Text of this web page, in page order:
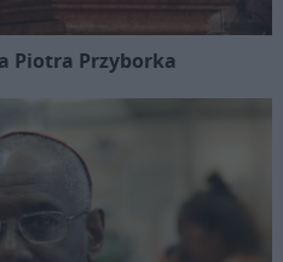
Piotra Przyborka